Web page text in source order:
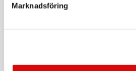
Marknadsföring
CAVALET